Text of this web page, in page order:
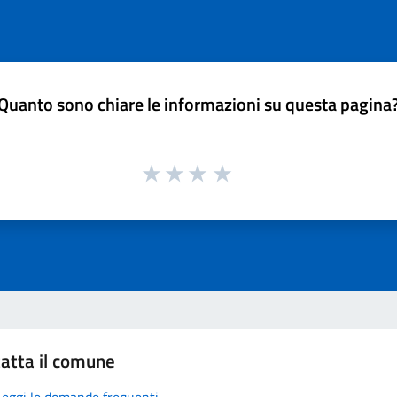
sono chiare le informazioni su questa
il comune